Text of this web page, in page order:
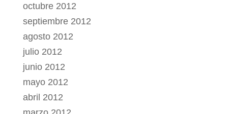
octubre 2012
septiembre 2012
agosto 2012
julio 2012
junio 2012
mayo 2012
abril 2012